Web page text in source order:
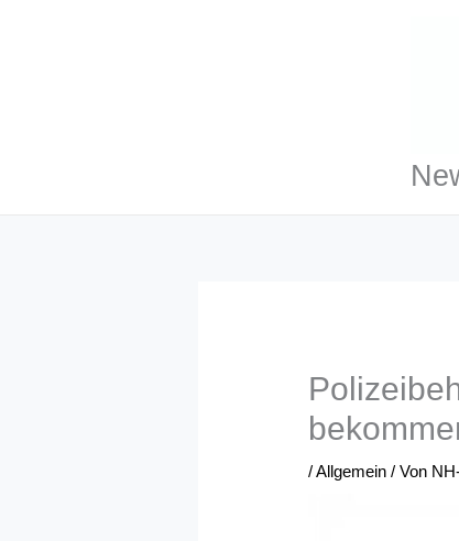
/Allgemein / Von